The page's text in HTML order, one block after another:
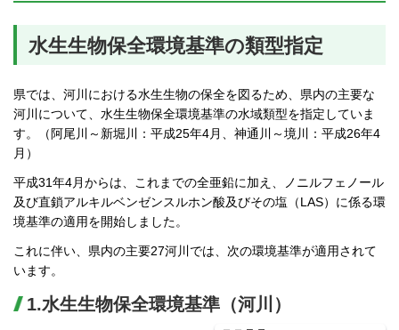
水生生物保全環境基準の類型指定
県では、河川における水生生物の保全を図るため、県内の主要な
河川について、水生生物保全環境基準の水域類型を指定していま
す。（阿尾川～新堀川：平成25年4月、神通川～境川：平成26年4
月）
平成31年4月からは、これまでの全亜鉛に加え、ノニルフェノール
及び直鎖アルキルベンゼンスルホン酸及びその塩（LAS）に係る環
境基準の適用を開始しました。
これに伴い、県内の主要27河川では、次の環境基準が適用されて
います。
1.水生生物保全環境基準（河川）